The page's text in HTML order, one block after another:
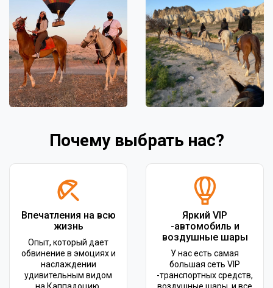
Почему выбрать нас?
Впечатления на всю
жизнь
Опыт, который дает
обвинение в эмоциях и
наслаждении
удивительным видом
Яркий VIP
-автомобиль и
воздушные шары
У нас есть самая
большая сеть VIP
-транспортных средств,